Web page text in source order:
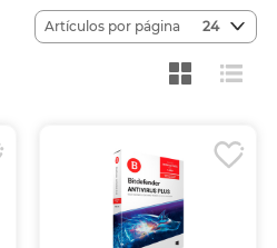
Artículos por página 24